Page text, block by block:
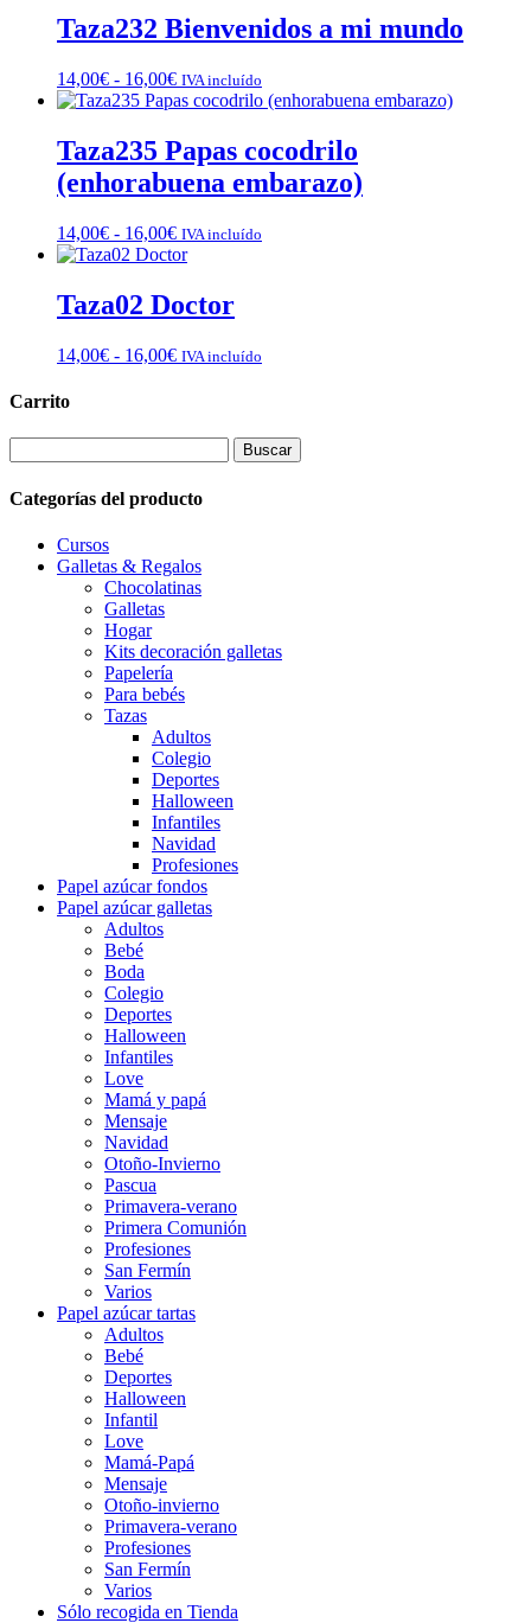
desde
14,00€
16,00€
Taza232 Bienvenidos a mi mundo
14,00€ - 16,00€Rango
de
desde
14,00€
hasta
IVA incluído
Taza235 Papas cocodrilo
(enhorabuena embarazo)
14,00€ - 16,00€Rango
de
desde
14,00€
16,00€
IVA incluído
Taza02 Doctor
14,00€ - 16,00€Rango
14,00€
hasta
IVA incluído
Carrito
Categorías del producto
Cursos
Galletas & Regalos
Chocolatinas
Galletas
Hogar
Kits decoración galletas
Papelería
Para bebés
Tazas
Adultos
Colegio
Deportes
Halloween
Infantiles
Navidad
Profesiones
Papel azúcar fondos
Papel azúcar galletas
Adultos
Bebé
Boda
Colegio
Deportes
Halloween
Infantiles
Love
Mamá y papá
Mensaje
Navidad
Otoño-Invierno
Pascua
Primavera-verano
Primera Comunión
Profesiones
San Fermín
Varios
Papel azúcar tartas
Adultos
Bebé
Deportes
Halloween
Infantil
Love
Mamá-Papá
Mensaje
Otoño-invierno
Primavera-verano
Profesiones
San Fermín
Varios
Sólo recogida en Tienda